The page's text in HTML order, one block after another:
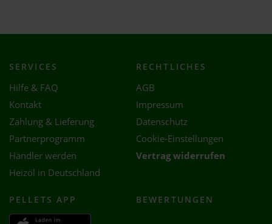
SERVICES
Hilfe & FAQ
Kontakt
Zahlung & Lieferung
Partnerprogramm
Händler werden
Heizöl in Deutschland
RECHTLICHES
AGB
Impressum
Datenschutz
Cookie-Einstellungen
Vertrag widerrufen
PELLETS APP BEWERTUNGEN